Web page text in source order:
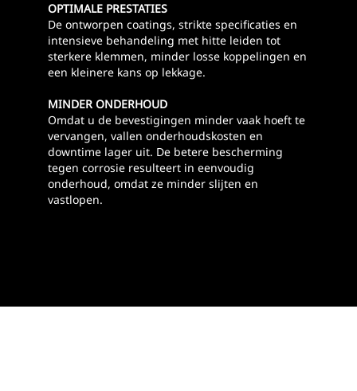
OPTIMALE PRESTATIES
De ontworpen coatings, strikte specificaties en
intensieve behandeling met hitte leiden tot
sterkere klemmen, minder losse koppelingen en
een kleinere kans op lekkage.
MINDER ONDERHOUD
Omdat u de bevestigingen minder vaak hoeft te
vervangen, vallen onderhoudskosten en
downtime lager uit. De betere bescherming
tegen corrosie resulteert in eenvoudig
onderhoud, omdat ze minder slijten en
vastlopen.